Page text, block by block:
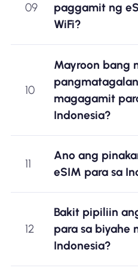
09
paggamit ng
WiFi?
10
Mayroon bang
magagamit
Indonesia?
11
Ano ang
eSIM para sa
12
Bakit pipiliin
para sa biyahe
Indonesia?